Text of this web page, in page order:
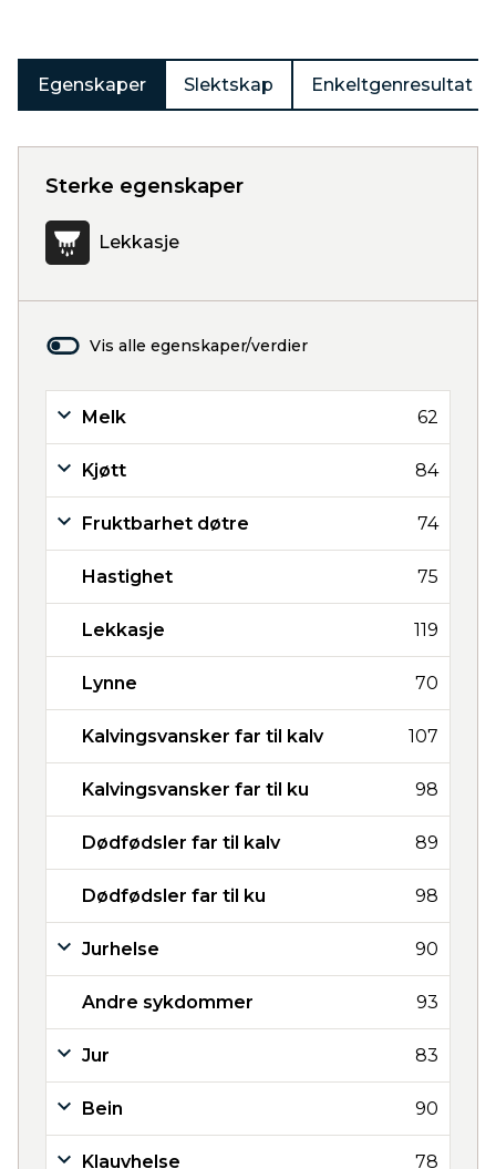
Egenskaper Slektskap Enkeltgenresultat
Sterke egenskaper
Lekkasje
Vis alle egenskaper/verdier
Melk 62
Kjøtt 84
Fruktbarhet døtre 74
Hastighet 75
Lekkasje 119
Lynne 70
Kalvingsvansker far til kalv 107
Kalvingsvansker far til ku 98
Dødfødsler far til kalv 89
Dødfødsler far til ku 98
Jurhelse 90
Andre sykdommer 93
Jur 83
Bein 90
Klauvhelse 78